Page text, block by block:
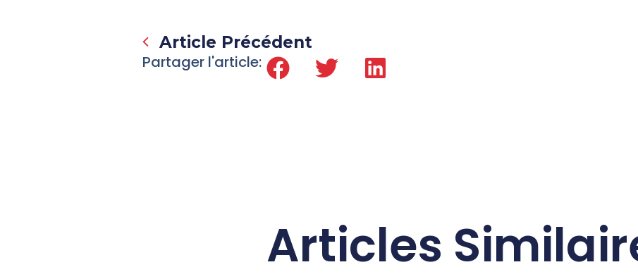
Article Précédent
Partager l'article:
Articles